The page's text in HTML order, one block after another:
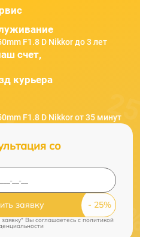
F1.8 D Nikkor до 3 лет
счет,
курьера
F1.8 D Nikkor от 35 минут
со
заявку
Вы соглашаетесь cполитикой